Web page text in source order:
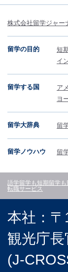
株式会社留学ジャー
留学の目的 短
イ
留学する国 ア
ヨ
留学大辞典 留
留学ノウハウ 留
語学留学も短期留学も
転職サービス
本社：
観光庁
(J-